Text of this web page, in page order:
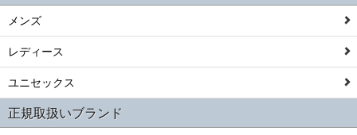
メンズ
レディース
ユニセックス
正規取扱いブランド